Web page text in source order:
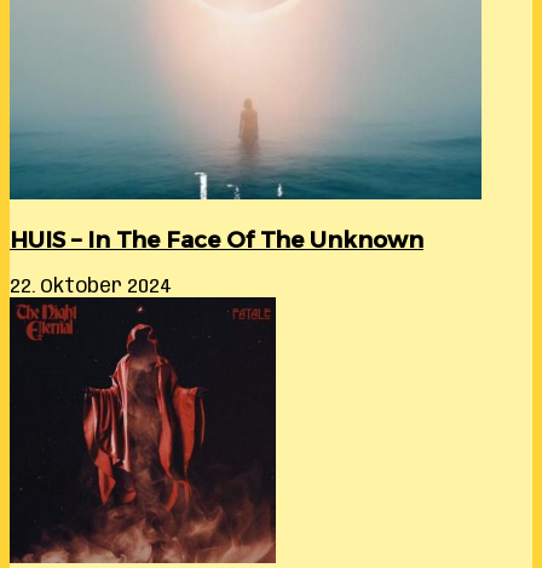
HUIS – In The Face Of The Unknown
22. Oktober 2024